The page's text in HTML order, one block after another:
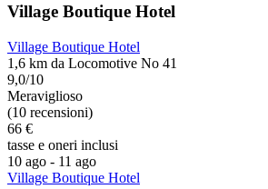
Village Boutique Hotel
Village Boutique Hotel
1,6 km da Locomotive No 41
9,0/10
Meraviglioso
(10 recensioni)
66 €
tasse e oneri inclusi
10 ago - 11 ago
Village Boutique Hotel